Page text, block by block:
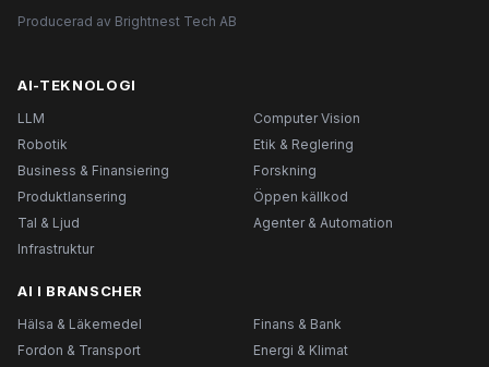
Producerad av Brightnest Tech AB
AI-TEKNOLOGI
LLM
Computer Vision
Robotik
Etik & Reglering
Business & Finansiering
Forskning
Produktlansering
Öppen källkod
Tal & Ljud
Agenter & Automation
Infrastruktur
AI I BRANSCHER
Hälsa & Läkemedel
Finans & Bank
Fordon & Transport
Energi & Klimat